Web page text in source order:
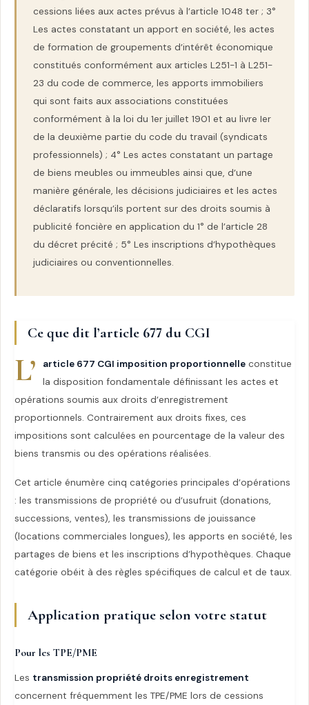
cessions liées aux actes prévus à l’article 1048 ter ; 3°
Les actes constatant un apport en société, les actes
de formation de groupements d’intérêt économique
constitués conformément aux articles L251-1 à L251-
23 du code de commerce, les apports immobiliers
qui sont faits aux associations constituées
conformément à la loi du 1er juillet 1901 et au livre Ier
de la deuxième partie du code du travail (syndicats
professionnels) ; 4° Les actes constatant un partage
de biens meubles ou immeubles ainsi que, d’une
manière générale, les décisions judiciaires et les actes
déclaratifs lorsqu’ils portent sur des droits soumis à
publicité foncière en application du 1° de l’article 28
du décret précité ; 5° Les inscriptions d’hypothèques
judiciaires ou conventionnelles.
Ce que dit l’article 677 du CGI
L’ article 677 CGI imposition proportionnelle constitue
la disposition fondamentale définissant les actes et
opérations soumis aux droits d’enregistrement
proportionnels. Contrairement aux droits fixes, ces
impositions sont calculées en pourcentage de la valeur des
biens transmis ou des opérations réalisées.
Cet article énumère cinq catégories principales d’opérations
: les transmissions de propriété ou d’usufruit (donations,
successions, ventes), les transmissions de jouissance
(locations commerciales longues), les apports en société, les
partages de biens et les inscriptions d’hypothèques. Chaque
catégorie obéit à des règles spécifiques de calcul et de taux.
Application pratique selon votre statut
Pour les TPE/PME
Les transmission propriété droits enregistrement
concernent fréquemment les TPE/PME lors de cessions